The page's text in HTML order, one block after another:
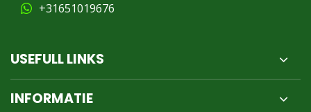
+31651019676
USEFULL LINKS
INFORMATIE